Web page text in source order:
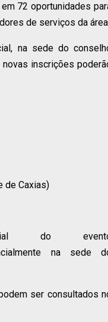
72 oportunidades
de serviços da
na sede do
inscrições
de Caxias)
do
na sede
ser consultados